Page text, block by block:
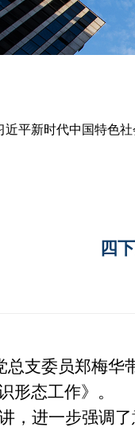
近平新时代中国特色
四
总支委员郑梅华
形态工作》。
，进一步强调